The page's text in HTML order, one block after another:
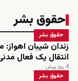
حقوق بشر
حقوق بشر
زندان شیبان
انتقال یک فعال
4 روز پیش
حقوق بشر